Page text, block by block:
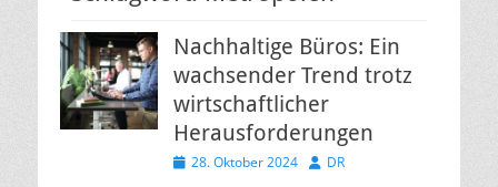
Nachhaltige Büros: Ein
wachsender Trend trotz
wirtschaftlicher
Herausforderungen
Veröffentlicht
28. Oktober 2024 Autor
DR